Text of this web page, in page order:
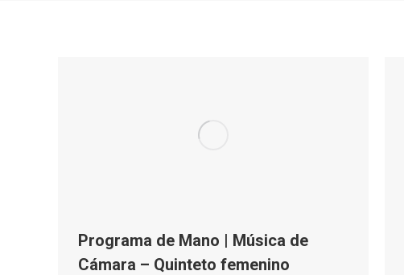
Programa de Mano | Música de
Cámara – Quinteto femenino